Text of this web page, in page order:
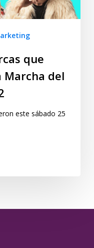
que
Marcha del
este sábado 25